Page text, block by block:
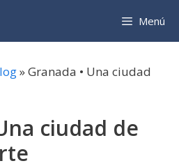
Menú
»Granada • Una ciudad
ciudad de